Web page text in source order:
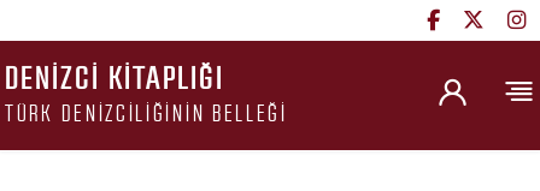
DENIZCI KITAPLIĞI
TÜRK DENIZCILIĞININ BELLEĞI